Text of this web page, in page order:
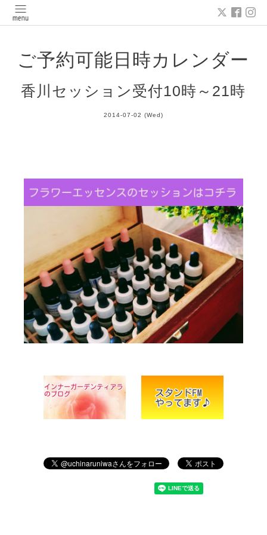
ご予約可能日時カレンダー
香川セッション受付10時～21時
2014-07-02 (Wed)